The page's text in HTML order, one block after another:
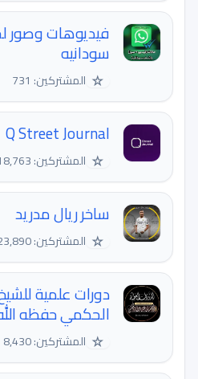
فيديوهات وصور
سودانيه
☆ المشتركين: 731
Q Street Journal
☆ المشتركين: 18,763
ساخر ريال مدريد
☆ المشتركين: 23,890
دورات علمية
الحكمي حفظه
☆ المشتركين: 8,430